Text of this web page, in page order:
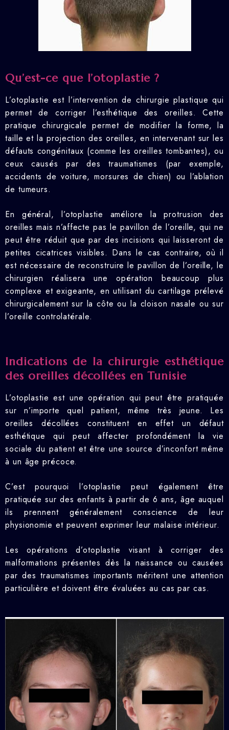
Qu’est-ce que l’otoplastie ?
L’otoplastie est l’intervention de chirurgie plastique qui
permet de corriger l’esthétique des oreilles. Cette
pratique chirurgicale permet de modifier la forme, la
taille et la projection des oreilles, en intervenant sur les
défauts congénitaux (comme les oreilles tombantes), ou
ceux causés par des traumatismes (par exemple,
accidents de voiture, morsures de chien) ou l’ablation
de tumeurs.
En général, l’otoplastie améliore la protrusion des
oreilles mais n’affecte pas le pavillon de l’oreille, qui ne
peut être réduit que par des incisions qui laisseront de
petites cicatrices visibles. Dans le cas contraire, où il
est nécessaire de reconstruire le pavillon de l’oreille, le
chirurgien réalisera une opération beaucoup plus
complexe et exigeante, en utilisant du cartilage prélevé
chirurgicalement sur la côte ou la cloison nasale ou sur
l’oreille controlatérale.
Indications de la chirurgie esthétique
des oreilles décollées en Tunisie
L’otoplastie est une opération qui peut être pratiquée
sur n’importe quel patient, même très jeune. Les
oreilles décollées constituent en effet un défaut
esthétique qui peut affecter profondément la vie
sociale du patient et être une source d’inconfort même
à un âge précoce.
C’est pourquoi l’otoplastie peut également être
pratiquée sur des enfants à partir de 6 ans, âge auquel
ils prennent généralement conscience de leur
physionomie et peuvent exprimer leur malaise intérieur.
Les opérations d’otoplastie visant à corriger des
malformations présentes dès la naissance ou causées
par des traumatismes importants méritent une attention
particulière et doivent être évaluées au cas par cas.